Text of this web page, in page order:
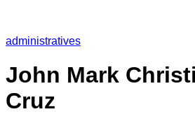
administratives
John Mark
Cruz